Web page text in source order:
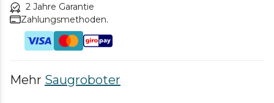
2 Jahre Garantie
Zahlungsmethoden.
Mehr Saugroboter